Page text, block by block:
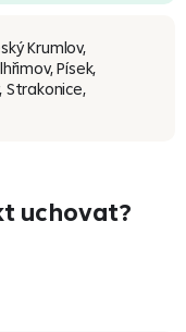
Krumlov,
Písek,
Strakonice,
uchovat?